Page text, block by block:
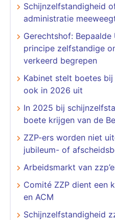
Schijnzelfstandigheid
administratie
Gerechtshof:
principe zelfstandige
verkeerd begrepen
Kabinet stelt boetes
ook in 2026 uit
In 2025 bij
boete krijgen van de
​​​​​​​ZZP-ers worden niet
jubileum- of
Arbeidsmarkt van
Comité ZZP dient een
en ACM
Schijnzelfstandigheid